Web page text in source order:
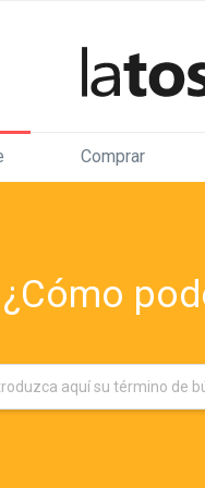
Comprar
¿Cómo